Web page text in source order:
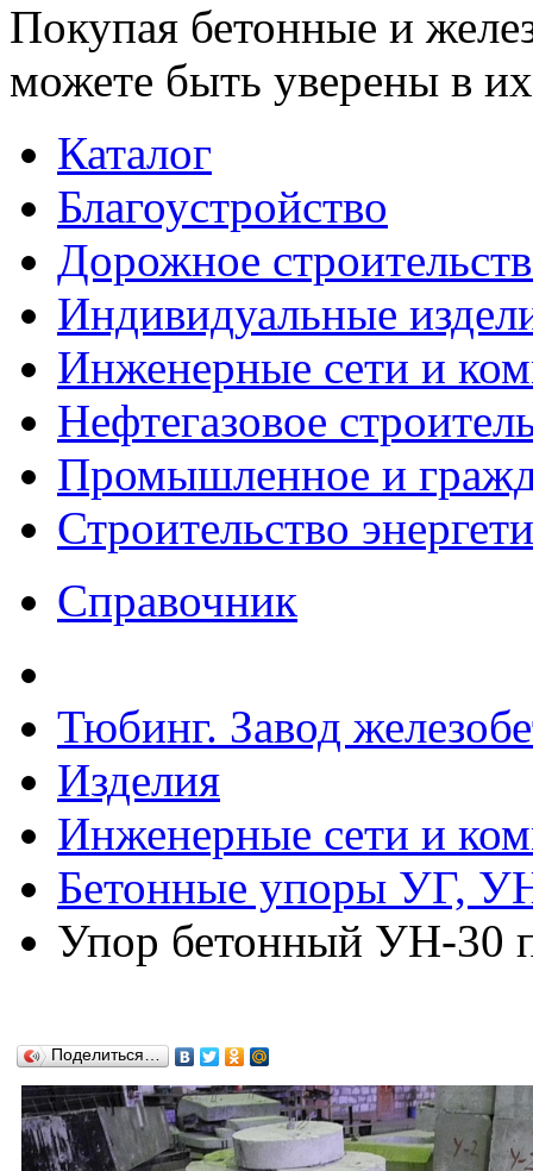
Покупая бетонные и
можете быть уверены в их
Каталог
Благоустройство
Дорожное
Индивидуальные
Инженерные сети и
Нефтегазовое
Промышленное и
Строительство
Справочник
Тюбинг. Завод
Изделия
Инженерные сети и
Бетонные упоры УГ,
Упор бетонный УН-30
Поделиться…